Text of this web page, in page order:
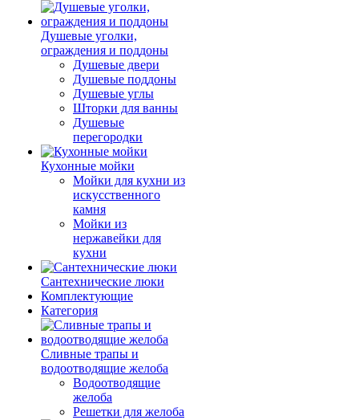
Душевые уголки,
ограждения и поддоны
Душевые двери
Душевые поддоны
Душевые углы
Шторки для ванны
Душевые
перегородки
Кухонные мойки
Мойки для кухни из
искусственного
камня
Мойки из
нержавейки для
кухни
Сантехнические люки
Комплектующие
Категория
Cливные трапы и
водоотводящие желоба
Водоотводящие
желоба
Решетки для желоба